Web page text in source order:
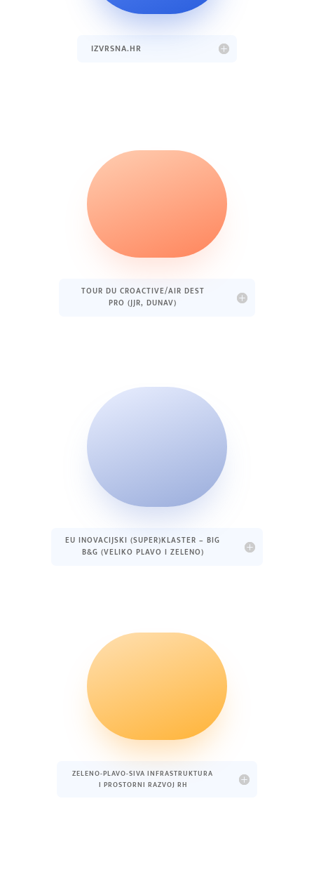
IZVRSNA.HR
TOUR DU CROACTIVE/AIR DEST
PRO (JJR, DUNAV)
EU INOVACIJSKI (SUPER)KLASTER – BIG
B&G (VELIKO PLAVO I ZELENO)
ZELENO-PLAVO-SIVA INFRASTRUKTURA
I PROSTORNI RAZVOJ RH